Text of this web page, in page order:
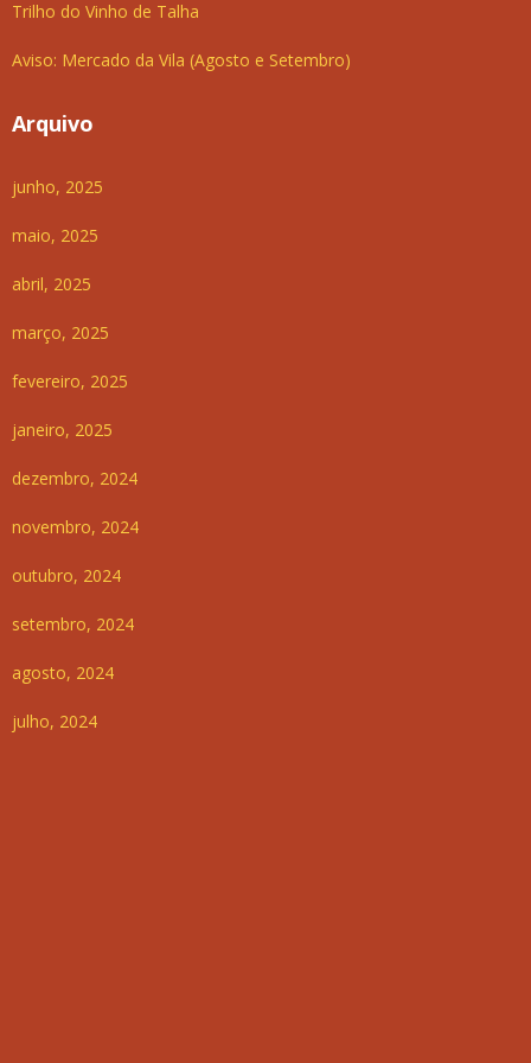
Trilho do Vinho de Talha
Aviso: Mercado da Vila (Agosto e Setembro)
Arquivo
junho, 2025
maio, 2025
abril, 2025
março, 2025
fevereiro, 2025
janeiro, 2025
dezembro, 2024
novembro, 2024
outubro, 2024
setembro, 2024
agosto, 2024
julho, 2024